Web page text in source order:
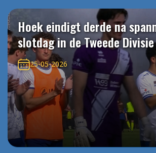
Hoek eindigt derde na
slotdag in de Tweede Divisie
25-05-2026